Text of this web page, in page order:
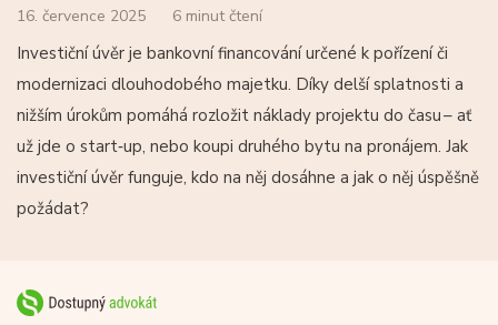
16. července 2025 6 minut čtení
Investiční úvěr je bankovní financování určené k pořízení či
modernizaci dlouhodobého majetku. Díky delší splatnosti a
nižším úrokům pomáhá rozložit náklady projektu do času –⁠ ať
už jde o start‑up, nebo koupi druhého bytu na pronájem. Jak
investiční úvěr funguje, kdo na něj dosáhne a jak o něj úspěšně
požádat?